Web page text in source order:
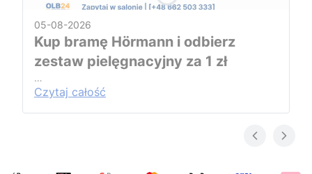
05-08-2026
Kup bramę Hörmann i odbierz
zestaw pielęgnacyjny za 1 zł
…
Czytaj całość